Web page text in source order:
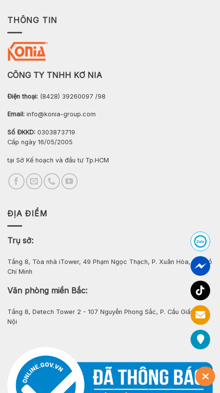
THÔNG TIN
CÔNG TY TNHH KƠ NIA
Điện thoại: (8428) 39260097 /98
Email: info@konia-group.com
Số ĐKKD: 0303873719
Cấp ngày 16/05/2005
tại Sở Kế hoạch và đầu tư Tp.HCM
ĐỊA ĐIỂM
Trụ sở:
Tầng 8, Tòa nhà iTower, 49 Phạm Ngọc Thạch, P. Xuân Hòa, Tp. Hồ
Chí Minh
Văn phòng miền Bắc:
Tầng 8, Detech Tower 2 - 107 Nguyễn Phong Sắc, P. Cầu Giấy, Hà
Nội